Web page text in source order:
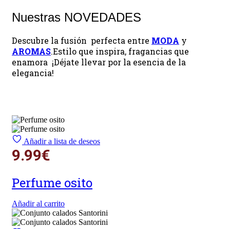
Nuestras NOVEDADES
Descubre la fusión perfecta entre MODA y
AROMAS.Estilo que inspira, fragancias que
enamora ¡Déjate llevar por la esencia de la
elegancia!
Añadir a lista de deseos
9.99€
Perfume osito
Añadir al carrito